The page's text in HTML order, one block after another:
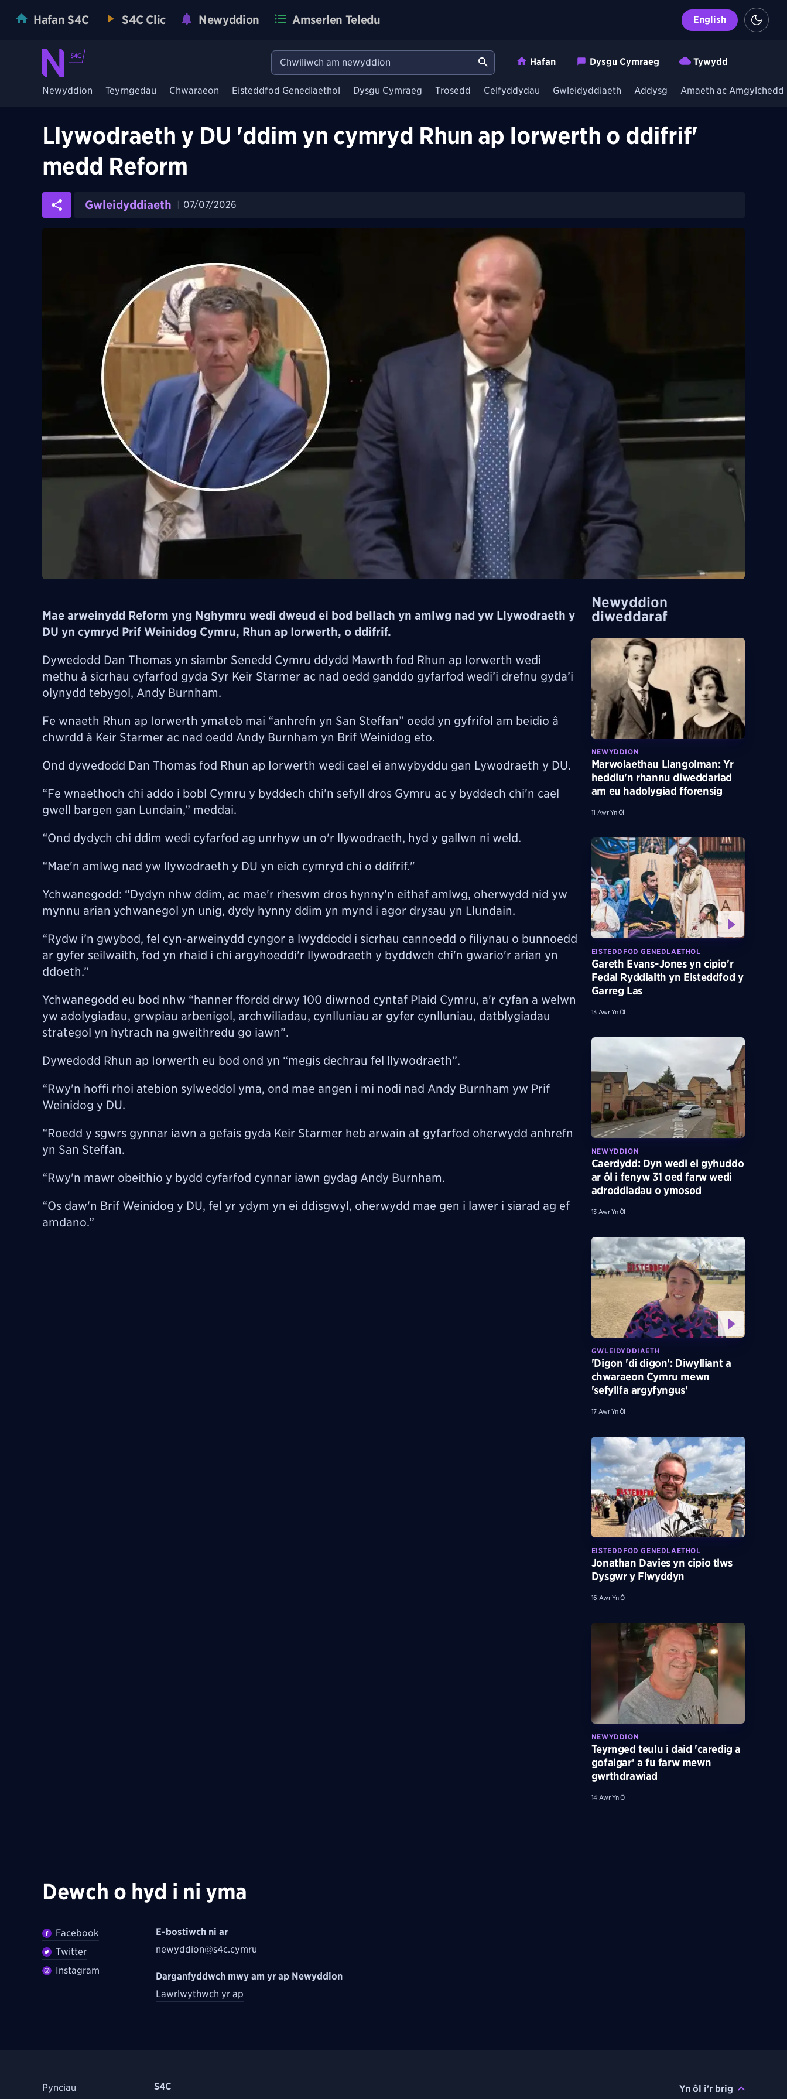
Hafan S4C S4C Clic Newyddion Amserlen Teledu English
Hafan Dysgu Cymraeg Tywydd
Newyddion Teyrngedau Chwaraeon Eisteddfod Genedlaethol Dysgu Cymraeg Trosedd Celfyddydau Gwleidyddiaeth Addysg Amaeth ac Amgylchedd
Llywodraeth y DU 'ddim yn cymryd Rhun ap Iorwerth o ddifrif'
medd Reform
Gwleidyddiaeth 07/07/2026
Mae arweinydd Reform yng Nghymru wedi dweud ei bod bellach yn amlwg nad yw Llywodraeth y
DU yn cymryd Prif Weinidog Cymru, Rhun ap Iorwerth, o ddifrif.
Dywedodd Dan Thomas yn siambr Senedd Cymru ddydd Mawrth fod Rhun ap Iorwerth wedi
methu â sicrhau cyfarfod gyda Syr Keir Starmer ac nad oedd ganddo gyfarfod wedi’i drefnu gyda’i
olynydd tebygol, Andy Burnham.
Fe wnaeth Rhun ap Iorwerth ymateb mai “anhrefn yn San Steffan” oedd yn gyfrifol am beidio â
chwrdd â Keir Starmer ac nad oedd Andy Burnham yn Brif Weinidog eto.
Ond dywedodd Dan Thomas fod Rhun ap Iorwerth wedi cael ei anwybyddu gan Lywodraeth y DU.
“Fe wnaethoch chi addo i bobl Cymru y byddech chi'n sefyll dros Gymru ac y byddech chi'n cael
gwell bargen gan Lundain,” meddai.
“Ond dydych chi ddim wedi cyfarfod ag unrhyw un o'r llywodraeth, hyd y gallwn ni weld.
“Mae'n amlwg nad yw llywodraeth y DU yn eich cymryd chi o ddifrif."
Ychwanegodd: “Dydyn nhw ddim, ac mae'r rheswm dros hynny'n eithaf amlwg, oherwydd nid yw
mynnu arian ychwanegol yn unig, dydy hynny ddim yn mynd i agor drysau yn Llundain.
“Rydw i’n gwybod, fel cyn-arweinydd cyngor a lwyddodd i sicrhau cannoedd o filiynau o bunnoedd
ar gyfer seilwaith, fod yn rhaid i chi argyhoeddi'r llywodraeth y byddwch chi'n gwario'r arian yn
ddoeth.”
Ychwanegodd eu bod nhw “hanner ffordd drwy 100 diwrnod cyntaf Plaid Cymru, a'r cyfan a welwn
yw adolygiadau, grwpiau arbenigol, archwiliadau, cynlluniau ar gyfer cynlluniau, datblygiadau
strategol yn hytrach na gweithredu go iawn”.
Dywedodd Rhun ap Iorwerth eu bod ond yn “megis dechrau fel llywodraeth”.
“Rwy'n hoffi rhoi atebion sylweddol yma, ond mae angen i mi nodi nad Andy Burnham yw Prif
Weinidog y DU.
“Roedd y sgwrs gynnar iawn a gefais gyda Keir Starmer heb arwain at gyfarfod oherwydd anhrefn
yn San Steffan.
“Rwy'n mawr obeithio y bydd cyfarfod cynnar iawn gydag Andy Burnham.
“Os daw'n Brif Weinidog y DU, fel yr ydym yn ei ddisgwyl, oherwydd mae gen i lawer i siarad ag ef
amdano.”
Newyddion
diweddaraf
NEWYDDION
Marwolaethau Llangolman: Yr
heddlu'n rhannu diweddariad
am eu hadolygiad fforensig
11 Awr Yn Ôl
EISTEDDFOD GENEDLAETHOL
Gareth Evans-Jones yn cipio'r
Fedal Ryddiaith yn Eisteddfod y
Garreg Las
13 Awr Yn Ôl
NEWYDDION
Caerdydd: Dyn wedi ei gyhuddo
ar ôl i fenyw 31 oed farw wedi
adroddiadau o ymosod
13 Awr Yn Ôl
GWLEIDYDDIAETH
'Digon 'di digon': Diwylliant a
chwaraeon Cymru mewn
'sefyllfa argyfyngus'
17 Awr Yn Ôl
EISTEDDFOD GENEDLAETHOL
Jonathan Davies yn cipio tlws
Dysgwr y Flwyddyn
16 Awr Yn Ôl
NEWYDDION
Teyrnged teulu i daid 'caredig a
gofalgar' a fu farw mewn
gwrthdrawiad
14 Awr Yn Ôl
Dewch o hyd i ni yma
Facebook
Twitter
Instagram
E-bostiwch ni ar
newyddion@s4c.cymru
Darganfyddwch mwy am yr ap Newyddion
Lawrlwythwch yr ap
Pynciau
S4C
Yn ôl i'r brig